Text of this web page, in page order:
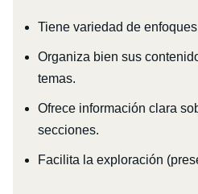
Tiene variedad de
Organiza bien sus
temas.
Ofrece información clara
secciones.
Facilita la exploración